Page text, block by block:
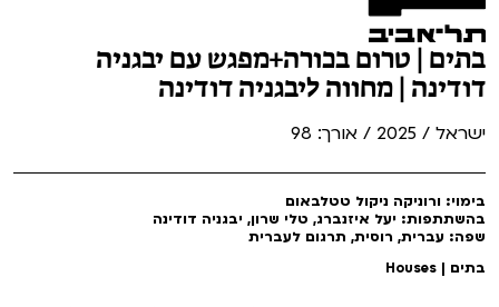
בתים | טרום בכורה+מפגש עם יבגניה
דודינה | מחווה ליבגניה דודינה
ישראל / 2025 / אורך: 98
בימוי: ורוניקה ניקול טטלבאום
בהשתתפות: יעל איזנברג, טלי שרון, יבגניה דודינה
שפה: עברית, רוסית, תרגום לעברית
בתים | Houses